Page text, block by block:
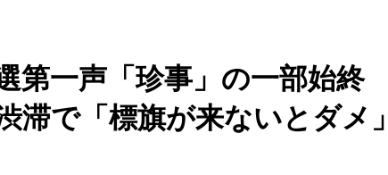
第一声「珍事」の一部始
滞で「標旗が来ないとダメ